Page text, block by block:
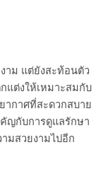
าม แต่ยังสะท้อนตัว
แต่งให้เหมาะสมกับ
ากาศที่สะดวกสบาย
ญกับการดูแลรักษา
มสวยงามไปอีก